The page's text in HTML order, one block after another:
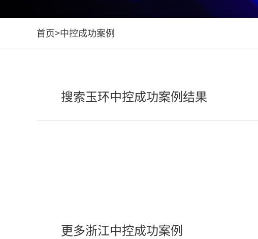
首页>中控成功案例
搜索玉环中控成功案例结果
更多浙江中控成功案例